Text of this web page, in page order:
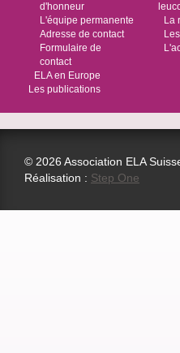
d'honneur
L'équipe permanente
Adresse de contact
Formulaire de
contact
ELA en Europe
Les publications
La
© 2026 Association ELA
Réalisation : Step One